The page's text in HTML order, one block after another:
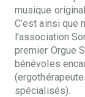
musique
C’est ainsi que
l’association
premier Orgue
bénévoles
spécialisés).